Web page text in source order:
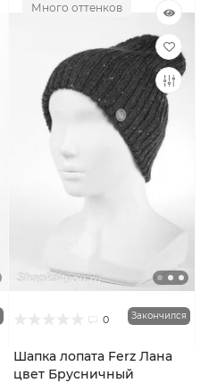
Много оттенков
0 Закончился
Шапка лопата Ferz Лана
цвет Брусничный